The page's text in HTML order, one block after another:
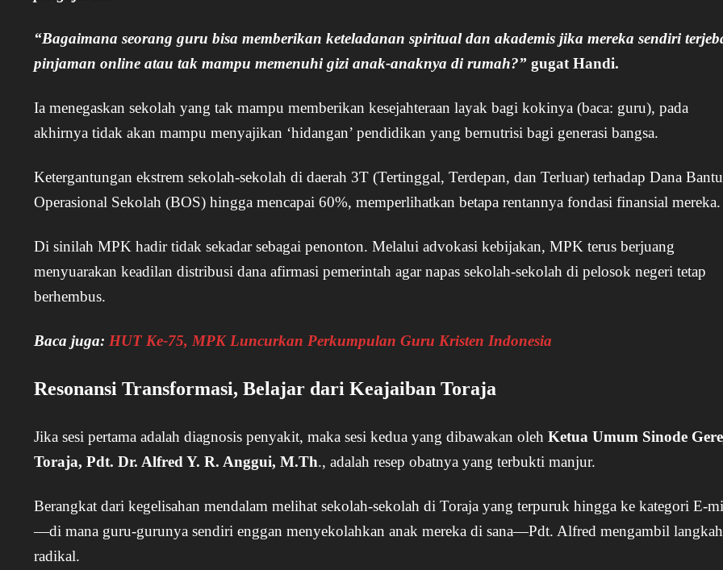
“Bagaimana seorang guru bisa memberikan keteladanan spiritual dan akademis jika mereka sendiri
pinjaman online atau tak mampu memenuhi gizi anak-anaknya di rumah?” gugat Handi.
Ia menegaskan sekolah yang tak mampu memberikan kesejahteraan layak bagi kokinya (baca: guru), pada
akhirnya tidak akan mampu menyajikan ‘hidangan’ pendidikan yang bernutrisi bagi generasi bangsa.
Ketergantungan ekstrem sekolah-sekolah di daerah 3T (Tertinggal, Terdepan, dan Terluar) terhadap Dana
Operasional Sekolah (BOS) hingga mencapai 60%, memperlihatkan betapa rentannya fondasi finansial mereka.
Di sinilah MPK hadir tidak sekadar sebagai penonton. Melalui advokasi kebijakan, MPK terus berjuang
menyuarakan keadilan distribusi dana afirmasi pemerintah agar napas sekolah-sekolah di pelosok negeri tetap
berhembus.
Baca juga: HUT Ke-75, MPK Luncurkan Perkumpulan Guru Kristen Indonesia
Resonansi Transformasi, Belajar dari Keajaiban Toraja
Jika sesi pertama adalah diagnosis penyakit, maka sesi kedua yang dibawakan oleh Ketua Umum Sinode
Toraja, Pdt. Dr. Alfred Y. R. Anggui, M.Th., adalah resep obatnya yang terbukti manjur.
Berangkat dari kegelisahan mendalam melihat sekolah-sekolah di Toraja yang terpuruk hingga ke kategori E-
—di mana guru-gurunya sendiri enggan menyekolahkan anak mereka di sana—Pdt. Alfred mengambil langkah
radikal.